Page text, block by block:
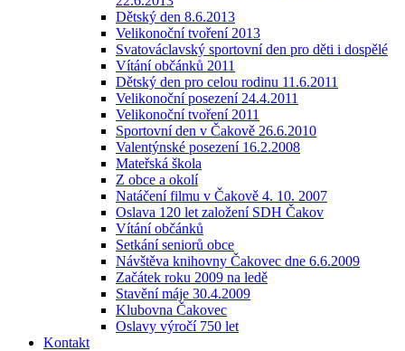
Dětský den 8.6.2013
Velikonoční tvoření 2013
Svatováclavský sportovní den pro děti i dospělé
Vítání občánků 2011
Dětský den pro celou rodinu 11.6.2011
Velikonoční posezení 24.4.2011
Velikonoční tvoření 2011
Sportovní den v Čakově 26.6.2010
Valentýnské posezení 16.2.2008
Mateřská škola
Z obce a okolí
Natáčení filmu v Čakově 4. 10. 2007
Oslava 120 let založení SDH Čakov
Vítání občánků
Setkání seniorů obce
Návštěva knihovny Čakovec dne 6.6.2009
Začátek roku 2009 na ledě
Stavění máje 30.4.2009
Klubovna Čakovec
Oslavy výročí 750 let
Kontakt